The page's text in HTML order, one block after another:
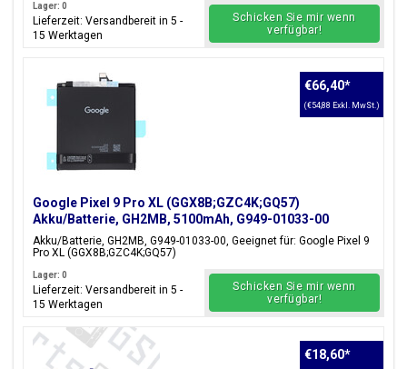
Lager: 0
Lieferzeit: Versandbereit in 5 -
15 Werktagen
Schicken Sie mir wenn
verfügbar!
Google Pixel 9 Pro XL (GGX8B;GZC4K;GQ57)
Akku/Batterie, GH2MB, 5100mAh, G949-01033-00
Akku/Batterie, GH2MB, G949-01033-00, Geeignet für: Google Pixel 9
Pro XL (GGX8B;GZC4K;GQ57)
€66,40*
(€54,88 Exkl. MwSt.)
Lager: 0
Lieferzeit: Versandbereit in 5 -
15 Werktagen
Schicken Sie mir wenn
verfügbar!
€18,60*